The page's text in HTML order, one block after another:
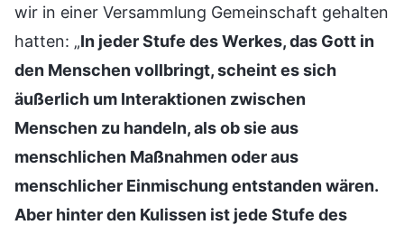
wir in einer Versammlung Gemeinschaft gehalten
hatten: „In jeder Stufe des Werkes, das Gott in
den Menschen vollbringt, scheint es sich
äußerlich um Interaktionen zwischen
Menschen zu handeln, als ob sie aus
menschlichen Maßnahmen oder aus
menschlicher Einmischung entstanden wären.
Aber hinter den Kulissen ist jede Stufe des